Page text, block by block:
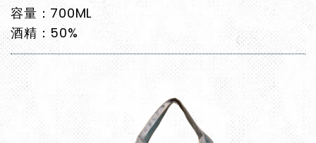
容量：700ML
酒精：50%